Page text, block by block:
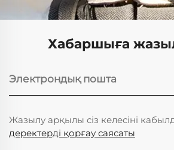
Хабаршыға
Жазылу арқылы сіз келесіні
деректерді қорғау саясаты